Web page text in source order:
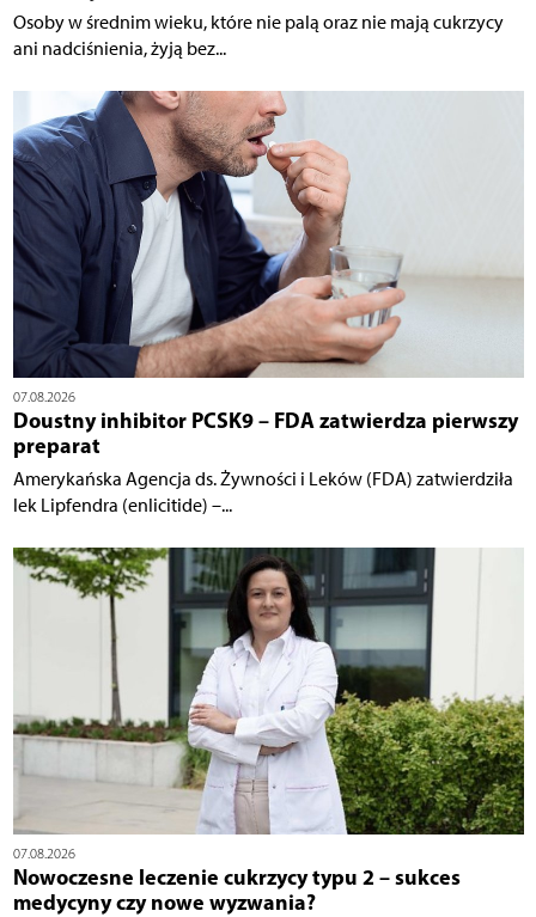
Osoby w średnim wieku, które nie palą oraz nie mają cukrzycy
ani nadciśnienia, żyją bez...
07.08.2026
Doustny inhibitor PCSK9 – FDA zatwierdza pierwszy
preparat
Amerykańska Agencja ds. Żywności i Leków (FDA) zatwierdziła
lek Lipfendra (enlicitide) –...
07.08.2026
Nowoczesne leczenie cukrzycy typu 2 – sukces
medycyny czy nowe wyzwania?